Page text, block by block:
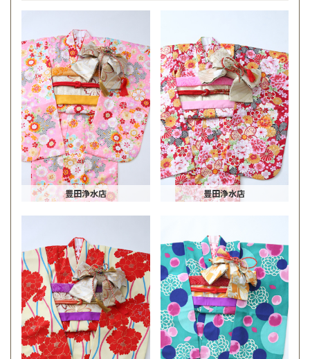
豊田浄水店 豊田浄水店